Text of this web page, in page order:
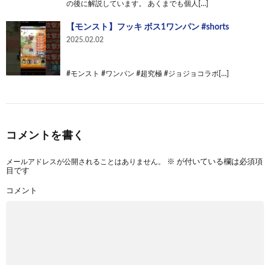
の後に解説しています。 あくまでも個人[…]
【モンスト】フッキ ボス1ワンパン #shorts
2025.02.02
#モンスト #ワンパン #超究極 #ジョジョコラボ[…]
コメントを書く
メールアドレスが公開されることはありません。 ※ が付いている欄は必須項
目です
コメント